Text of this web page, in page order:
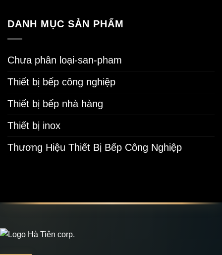
DANH MỤC SẢN PHẨM
Chưa phân loại-san-pham
Thiết bị bếp công nghiệp
Thiết bị bếp nhà hàng
Thiết bị inox
Thương Hiệu Thiết Bị Bếp Công Nghiệp